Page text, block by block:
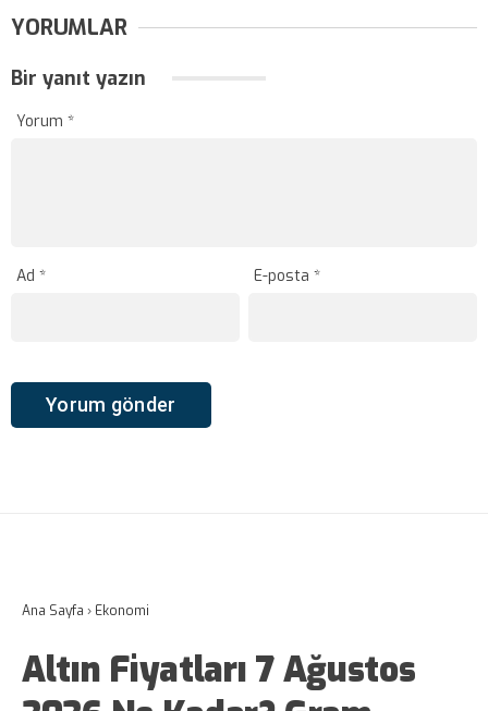
YORUMLAR
Bir yanıt yazın
Yorum *
Ad * E-posta*
Ana Sayfa › Ekonomi
Altın Fiyatları 7 Ağustos